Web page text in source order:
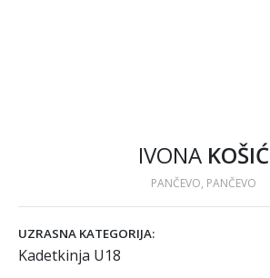
IVONA KOŠIĆ
PANČEVO, PANČEVO
UZRASNA KATEGORIJA:
Kadetkinja U18